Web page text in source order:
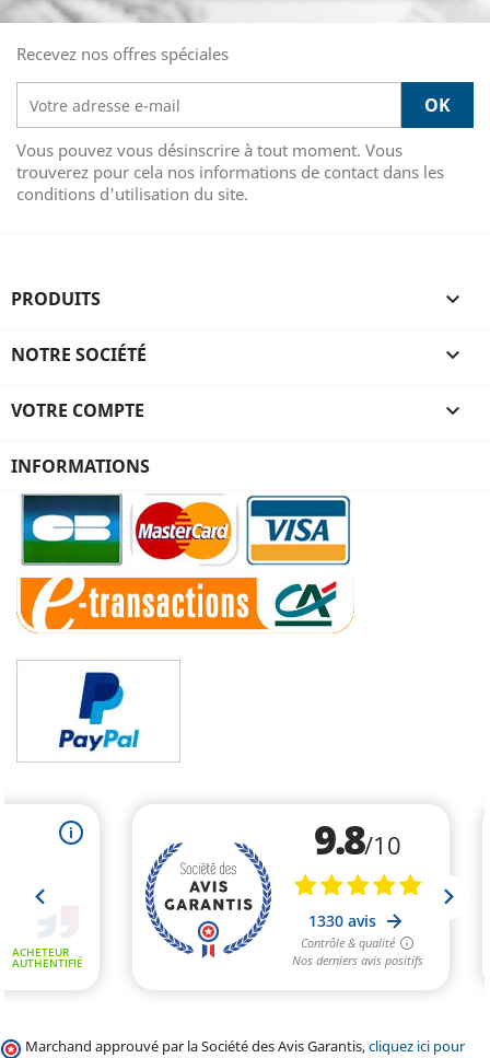
Recevez nos offres spéciales
Vous pouvez vous désinscrire à tout moment. Vous
trouverez pour cela nos informations de contact dans les
conditions d'utilisation du site.
PRODUITS 
NOTRE SOCIÉTÉ 
VOTRE COMPTE 
INFORMATIONS
Marchand approuvé par la Société des Avis Garantis,cliquez ici pour